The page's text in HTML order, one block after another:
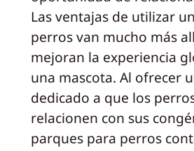
Las ventajas de utilizar
perros van mucho más
mejoran la experiencia
una mascota. Al ofrecer
dedicado a que los
relacionen con sus
parques para perros